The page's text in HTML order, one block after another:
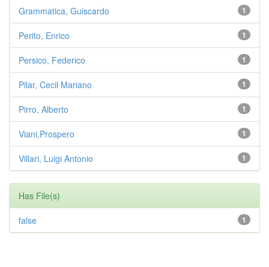
1
Grammatica, Guiscardo
1
Perito, Enrico
1
Persico, Federico
1
Pilar, Cecil Mariano
1
Pirro, Alberto
1
Viani,Prospero
1
Villari, Luigi Antonio
Has File(s)
1
false